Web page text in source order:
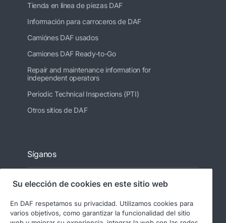
Tienda en línea de piezas DAF
Información para carroceros de DAF
Camiónes DAF usados
Camiones DAF Ready-to-Go
Repair and maintenance information for
independent operators
Periodic Technical Inspections (PTI)
Otros sitios de DAF
Síganos
Su elección de cookies en este sitio web
En DAF respetamos su privacidad. Utilizamos cookies para
varios objetivos, como garantizar la funcionalidad del sitio